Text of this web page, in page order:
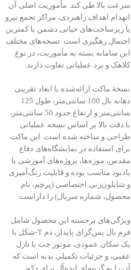
سرعت بالا طی کند. مأموریت اصلی آن
انهدام اهداف راهبردی، مراکز تجمع نیرو
یا زیرساخت‌های حیاتی دشمن با کمترین
احتمال رهگیری است. نسخه‌های مختلف
این سامانه بسته به مأموریت، در نوع
کلاهک و برد عملیاتی تفاوت دارند.
نسخهٔ ماکت ارائه‌شده با ابعاد تقریبی
دهانه بال 100 سانتی‌متر، طول 125
سانتی‌متر و ارتفاع حدود 50 سانتی‌متر،
با دقت بالا بر اساس نسخه عملیاتی
طراحی و ساخته شده است. این ماکت
برای استفاده در نمایشگاه‌های دفاع
مقدس، موزه‌ها، پروژه‌های آموزشی یا
یادبود مناسب بوده و قابلیت رنگ‌آمیزی
و شابلون‌زنی اختصاصی (پرچم، نام
محصول، شماره سریال) را داراست.
ویژگی‌های برجسته این محصول شامل
فرم بال پس‌گرای پایدار، دم T‑شکل با
یک سکان عمودی، موتور جت با نازل
عقبی، و جزئیات تکمیلی بدنه است که
آن را به گزینه‌ای ایده‌آل برای دکور